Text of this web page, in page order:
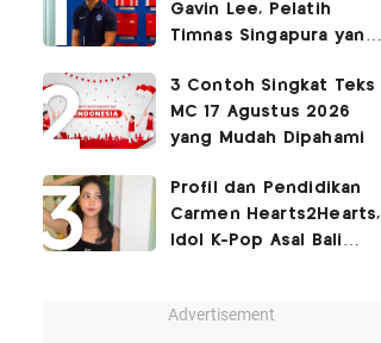
Gavin Lee, Pelatih
Timnas Singapura yang
2026
3 Contoh Singkat Teks
MC 17 Agustus 2026
yang Mudah Dipahami
Profil dan Pendidikan
Carmen Hearts2Hearts,
Idol K-Pop Asal Bali
Advertisement